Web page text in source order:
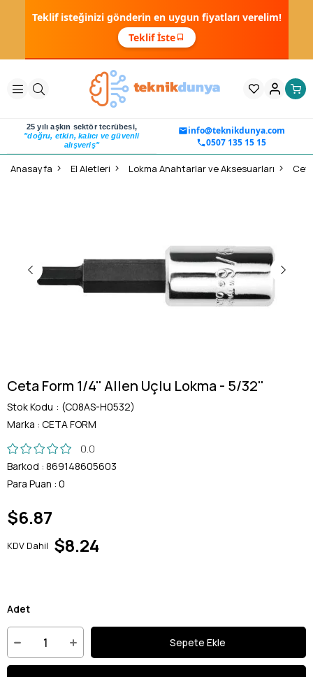
Teklif isteğinizi gönderin en uygun fiyatları verelim!
Teklif İste
25 yılı aşkın sektör tecrübesi,
"doğru, etkin, kalıcı ve güvenli
alışveriş"
info@teknikdunya.com
0507 135 15 15
Anasayfa El Aletleri Lokma Anahtarlar ve Aksesuarları
Ceta Form 1/4'' Allen Uçlu Lokma - 5/32''
Stok Kodu
(C08AS-H0532)
Marka : CETA FORM
0.0
Barkod : 869148605603
Para Puan : 0
$6.87
KDV Dahil $8.24
Adet